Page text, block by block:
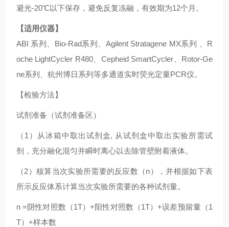
避光-20℃以下保存，避免反复冻融，有效期为12个月。
【适用仪器】
ABI 系列、Bio-Rad系列、Agilent Stratagene MX系列 、R
oche LightCycler R480、Cepheid SmartCycler、Rotor-Ge
ne系列、杭州博日系列等多通道实时荧光定量PCR仪。
【检验方法】
试剂准备（试剂准备区）
（1）从冰箱中取出试剂盒, 从试剂盒中取出实验所需试
剂，充分融化混匀并瞬时离心以去除管壁附着液体。
（2）核算当次实验所需要的反应数（n），并根据如下表
所示反应体系计算当次实验所需要的各种试剂量。
n =阴性对照数（1T）+阳性对照数（1T）+误差预留量（1
T）+样本数